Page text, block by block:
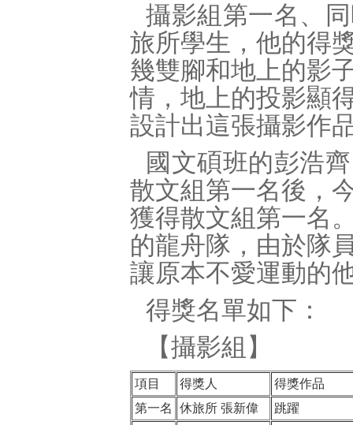
攝影組第一名、
旅所學生，他的得
幾雙腳和地上的影
情，地上的投影顯
設計出這張攝影作
國文碩班的彭浩
散文組第一名後，
獲得散文組第一名
的龍舟隊，由於隊
讓原本不愛運動的
得獎名單如下：
【攝影組】
項目 得獎人
得獎作品
第一名
休旅所 張新偉
跳躍